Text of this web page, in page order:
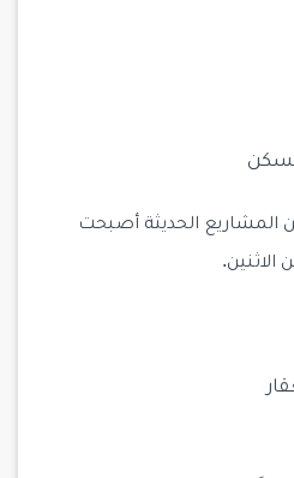
المشاريع الحديثة أصبحت
الاثنين.